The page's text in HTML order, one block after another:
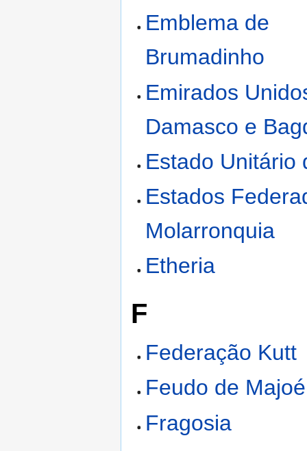
Emblema de
Brumadinho
Emirados
Damasco e
Estado Unitário
Estados
Molarronquia
Etheria
F
Federação Kutt
Feudo de Majoé
Fragosia